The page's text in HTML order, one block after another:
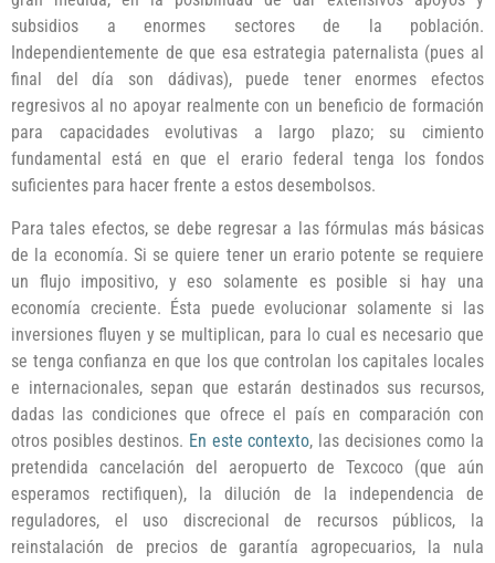
subsidios a enormes sectores de la población.
Independientemente de que esa estrategia paternalista (pues al
final del día son dádivas), puede tener enormes efectos
regresivos al no apoyar realmente con un beneficio de formación
para capacidades evolutivas a largo plazo; su cimiento
fundamental está en que el erario federal tenga los fondos
suficientes para hacer frente a estos desembolsos.
Para tales efectos, se debe regresar a las fórmulas más básicas
de la economía. Si se quiere tener un erario potente se requiere
un flujo impositivo, y eso solamente es posible si hay una
economía creciente. Ésta puede evolucionar solamente si las
inversiones fluyen y se multiplican, para lo cual es necesario que
se tenga confianza en que los que controlan los capitales locales
e internacionales, sepan que estarán destinados sus recursos,
dadas las condiciones que ofrece el país en comparación con
otros posibles destinos. En este contexto, las decisiones como la
pretendida cancelación del aeropuerto de Texcoco (que aún
esperamos rectifiquen), la dilución de la independencia de
reguladores, el uso discrecional de recursos públicos, la
reinstalación de precios de garantía agropecuarios, la nula